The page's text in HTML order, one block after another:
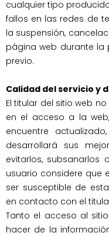
cualquier tipo
fallos en las redes de
la suspensión,
página web durante
Calidad del servicio y
El titular del sitio web
en el acceso a la
encuentre
desarrollará sus
evitarlos, subsanarlos
usuario considere que
ser susceptible de
en contacto con el
Tanto el acceso al
hacer de la